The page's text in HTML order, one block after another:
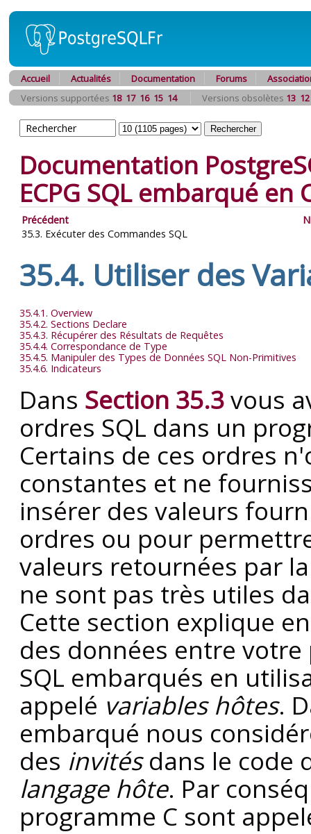
Accueil Actualités Documentation Forums
Versions supportées 18 17 16 15 14 Versions obsolètes 13 12
Documentation
ECPG SQLembarqué en
Précédent
35.3. Exécuter des Commandes SQL
35.4. Utiliser des
35.4.1. Overview
35.4.2. Sections Declare
35.4.3. Récupérer des Résultats de Requêtes
35.4.4. Correspondance de Type
35.4.5. Manipuler des Types de Données SQL Non-Primitives
35.4.6. Indicateurs
Dans Section 35.3vous
ordres SQL dans un
Certains de ces ordres
constantes et ne
insérer des valeurs
ordres ou pour
valeurs retournées par
ne sont pas très utiles
Cette section explique
des données entre
SQL embarqués en
appelé variables hôtes.
embarqué nous
des invitésdans le code
langage hôte. Par
programme C sont